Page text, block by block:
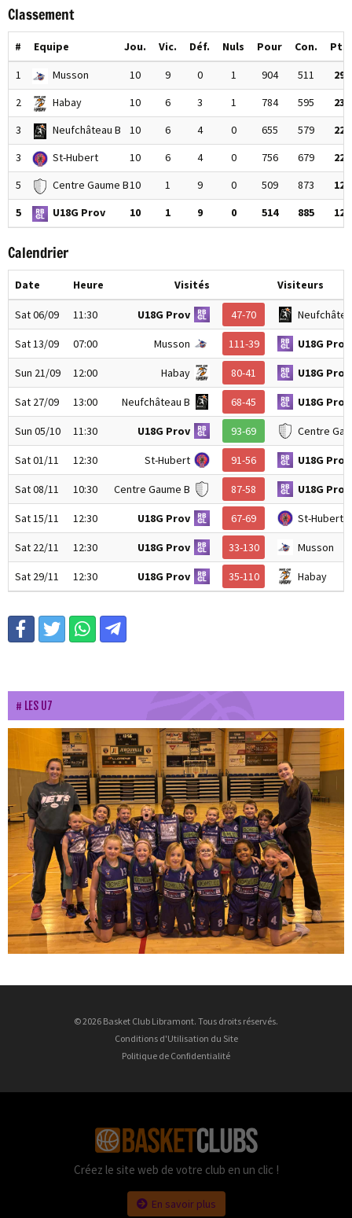
Classement
# Equipe Jou. Vic. Déf. Nuls Pour Con.
Pts
1
Musson 10 9 0 1 904 511
29
2
Habay 10 6 3 1 784 595
23
3
Neufchâteau B 10 6 4 0 655 579
22
3
St-Hubert 10 6 4 0 756 679
22
5
Centre Gaume B10 1 9 0 509 873
12
5
U18G Prov 10 1 9 0 514 885 12
Calendrier
Date Heure Visités Visiteurs
Sat 06/09 11:30 U18G Prov 47-70
Sat 13/09 07:00 Musson 111-39 U18G Prov
Sun 21/09 12:00 Habay 80-41 U18G Prov
Sat 27/09 13:00 Neufchâteau B 68-45 U18G Prov
Sun 05/10 11:30 U18G Prov 93-69 Centre
Sat 01/11 12:30 St-Hubert 91-56 U18G Prov
Sat 08/11 10:30 Centre Gaume B 87-58 U18G Prov
Sat 15/11 12:30 U18G Prov 67-69 St-Hubert
Sat 22/11 12:30 U18G Prov 33-130 Musson
Sat 29/11 12:30 U18G Prov 35-110 Habay
LES U7
© 2026 Basket Club Libramont. Tous droits réservés.
Conditions d'Utilisation du Site
Politique de Confidentialité
Créez le site web de votre club en un clic !
En savoir plus